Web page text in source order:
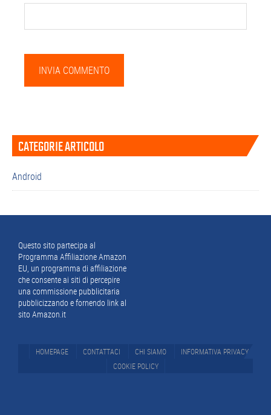
Barra
laterale
primaria
CATEGORIE ARTICOLO
Android
Footer
Questo sito partecipa al
Programma Affiliazione Amazon
EU, un programma di affiliazione
che consente ai siti di percepire
una commissione pubblicitaria
pubblicizzando e fornendo link al
sito Amazon.it
HOMEPAGE CONTATTACI CHI SIAMO
INFORMATIVA PRIVACY
COOKIE POLICY